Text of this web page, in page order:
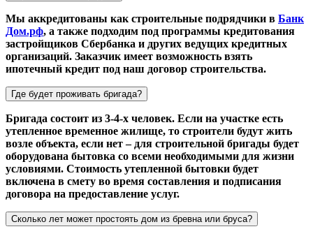
Мы аккредитованы как строительные подрядчики в Банк
Дом.рф, а также подходим под программы кредитования
застройщиков Сбербанка и других ведущих кредитных
организаций. Заказчик имеет возможность взять
ипотечный кредит под наш договор строительства.
Где будет проживать бригада?
Бригада состоит из 3-4-х человек. Если на участке есть
утепленное временное жилище, то строители будут жить
возле объекта, если нет – для строительной бригады будет
оборудована бытовка со всеми необходимыми для жизни
условиями. Стоимость утепленной бытовки будет
включена в смету во время составления и подписания
договора на предоставление услуг.
Сколько лет может простоять дом из бревна или бруса?